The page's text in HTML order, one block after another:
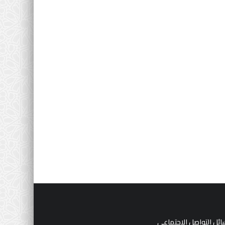
التواصل الاجتماعي